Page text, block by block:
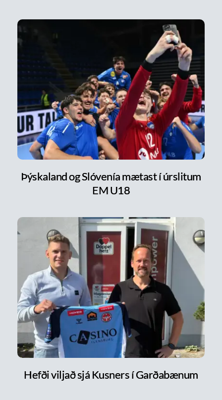
Þýskaland og Slóvenía mætast í úrslitum
EM U18
Hefði viljað sjá Kusners í Garðabænum